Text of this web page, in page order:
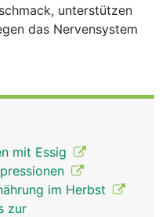
unterstützen
das Nervensystem
mit Essig
im Herbst
zur